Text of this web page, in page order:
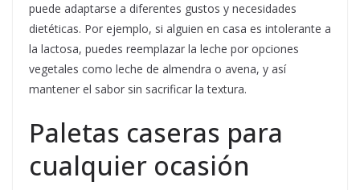
puede adaptarse a diferentes gustos y necesidades
dietéticas. Por ejemplo, si alguien en casa es intolerante a
la lactosa, puedes reemplazar la leche por opciones
vegetales como leche de almendra o avena, y así
mantener el sabor sin sacrificar la textura.
Paletas caseras para
cualquier ocasión